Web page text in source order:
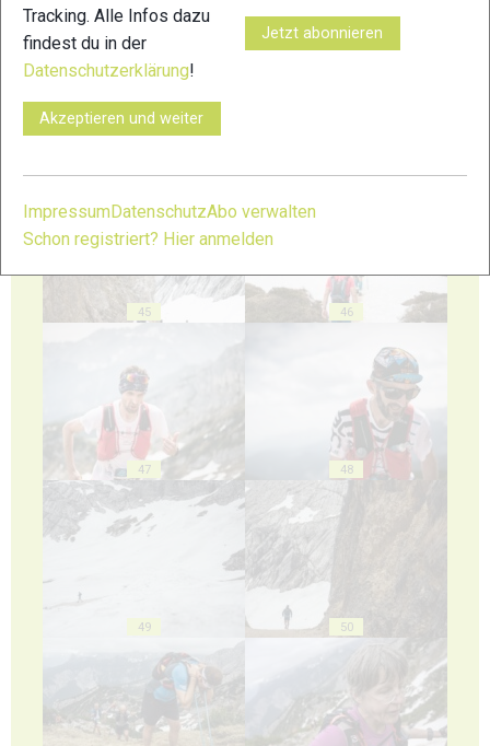
45 46
47 48
49 50
Tracking. Alle Infos dazu
findest du in der
Datenschutzerklärung!
Akzeptieren und weiter
Jetzt abonnieren
ImpressumDatenschutzAbo verwalten
Schon registriert? Hier anmelden